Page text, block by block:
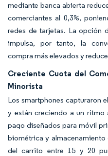
mediante banca abierta
comerciantes al 0,3%,
redes de tarjetas. La opción
impulsa, por tanto, la
compra más elevados y
Creciente Cuota del
Minorista
Los smartphones capturaron
y están creciendo a un ritmo
pago diseñados para móvil
biométrica y almacenamiento
del carrito entre 15 y 20